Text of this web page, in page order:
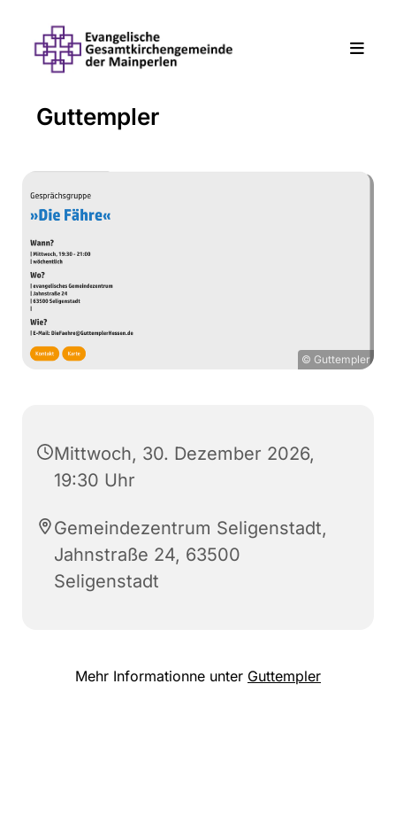
Guttempler
© Guttempler
Mittwoch, 30. Dezember 2026,
19:30 Uhr
Gemeindezentrum Seligenstadt,
Jahnstraße 24, 63500
Seligenstadt
Mehr Informationne unter Guttempler